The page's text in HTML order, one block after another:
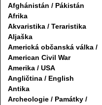
Afghánistán / Pákistán
Afrika
Akvaristika / Teraristika
Aljaška
Americká občanská válka /
American Civil War
Amerika / USA
Angličtina / English
Antika
Archeologie / Památky /